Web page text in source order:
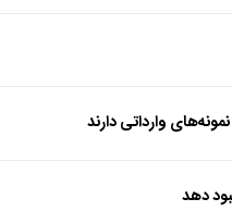
وارداتی دارند
دهد